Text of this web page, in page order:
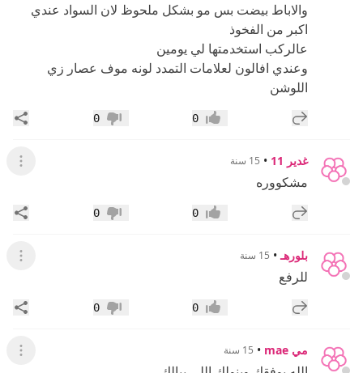
والاباط بيضت بس مو بشكل ملحوظ لان السواد عندي
اكبر من الفخوذ
عالركب استخدمتها لي يومين
وعندي افالون لعلامات التمدد لونه موف عصار زي
اللوشن
إضافة رد جديد إعجاب0 عدم إعجاب
0
غدير 11 • 15 سنة عرض
مشكووره
إضافة رد جديد إعجاب0 عدم إعجاب
0
بلورهـ • 15 سنة عرض
للرفع
إضافة رد جديد إعجاب0 عدم إعجاب
0
مي mae • 15 سنة عرض